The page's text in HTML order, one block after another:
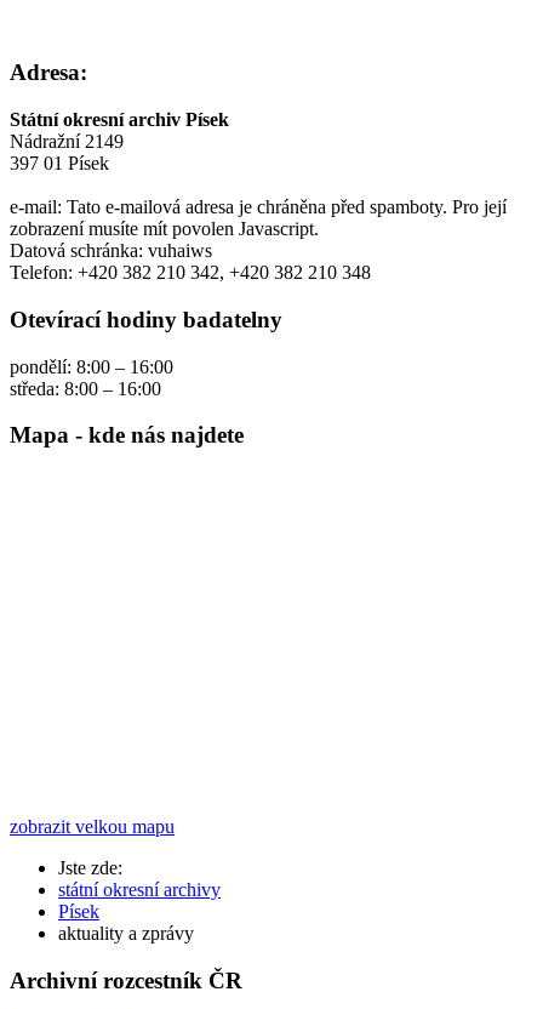
Adresa:
Státní okresní archiv Písek
Nádražní 2149
397 01 Písek
e-mail: Tato e-mailová adresa je chráněna před spamboty. Pro její
zobrazení musíte mít povolen Javascript.
Datová schránka: vuhaiws
Telefon: +420 382 210 342, +420 382 210 348
Otevírací hodiny badatelny
pondělí: 8:00 – 16:00
středa: 8:00 – 16:00
Mapa - kde nás najdete
zobrazit velkou mapu
Jste zde:
státní okresní archivy
Písek
aktuality a zprávy
Archivní rozcestník ČR